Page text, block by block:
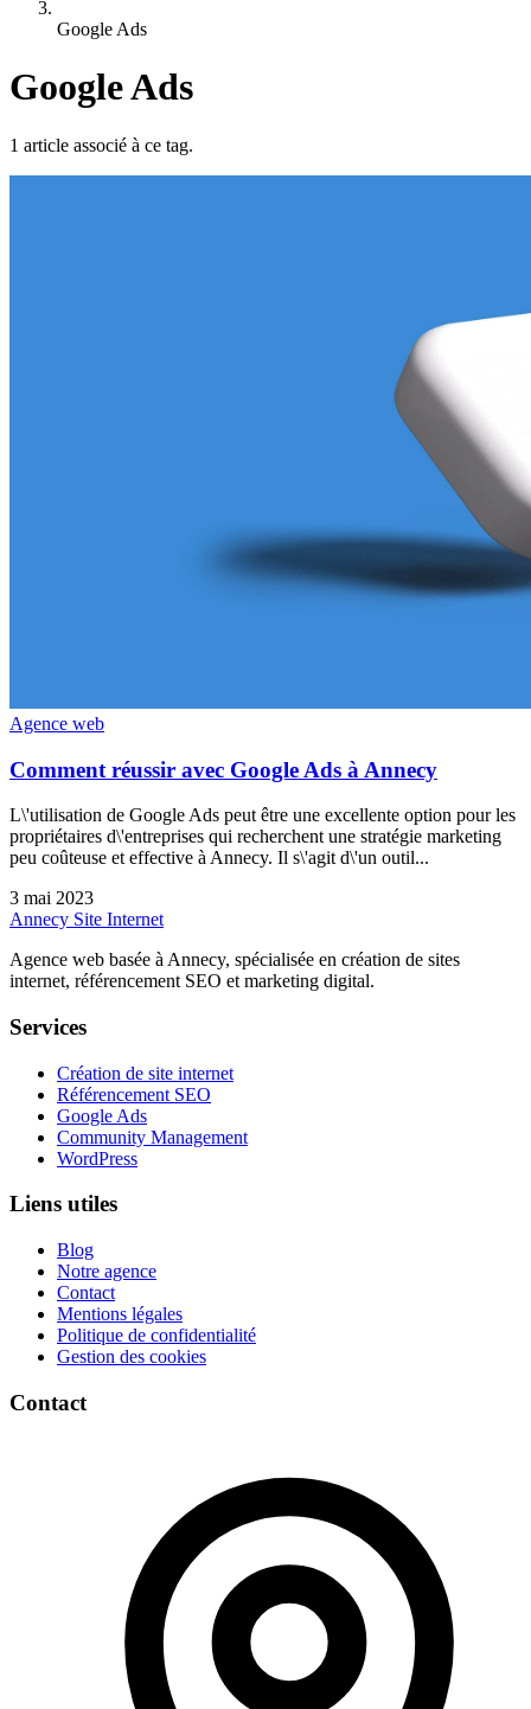
Google Ads
Google Ads
1 article associé à ce tag.
Agence web
Comment réussir avec Google Ads à Annecy
L\'utilisation de Google Ads peut être une excellente option pour les
propriétaires d\'entreprises qui recherchent une stratégie marketing
peu coûteuse et effective à Annecy. Il s\'agit d\'un outil...
3 mai 2023
Annecy Site Internet
Agence web basée à Annecy, spécialisée en création de sites
internet, référencement SEO et marketing digital.
Services
Création de site internet
Référencement SEO
Google Ads
Community Management
WordPress
Liens utiles
Blog
Notre agence
Contact
Mentions légales
Politique de confidentialité
Gestion des cookies
Contact